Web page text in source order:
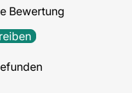
Bewertung